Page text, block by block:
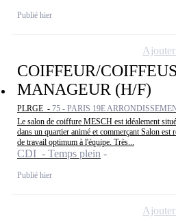
Publié hier
COIFFEUR/
MANAGEUR (H/F)
PLRGE - 75 - PARIS 19E
Le salon de coiffure MESCH est idéalement
dans un quartier animé et commerçant Salon
de travail optimum à l'équipe. Très...
CDI - Temps plein
Publié hier